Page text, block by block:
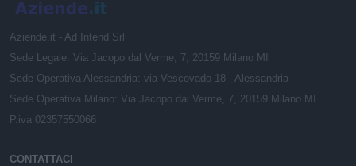
Aziende.it - Ad Intend Srl
Sede Legale: Via Jacopo dal Verme, 7, 20159 Milano MI
Sede Operativa Alessandria: via Vescovado 18 - Alessandria
Sede Operativa Milano: Via Jacopo dal Verme, 7, 20159 Milano MI
P.iva 02357550066
CONTATTACI